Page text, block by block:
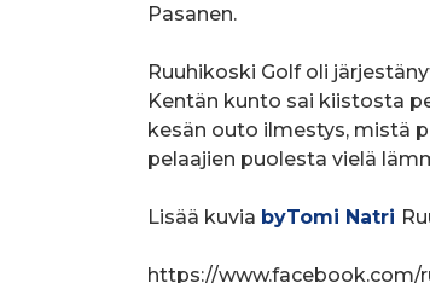
Pasanen.
Ruuhikoski Golf oli
Kentän kunto sai kiistosta
kesän outo ilmestys, mistä
pelaajien puolesta vielä
Lisää kuvia byTomi Natri
https://www.facebook.com/